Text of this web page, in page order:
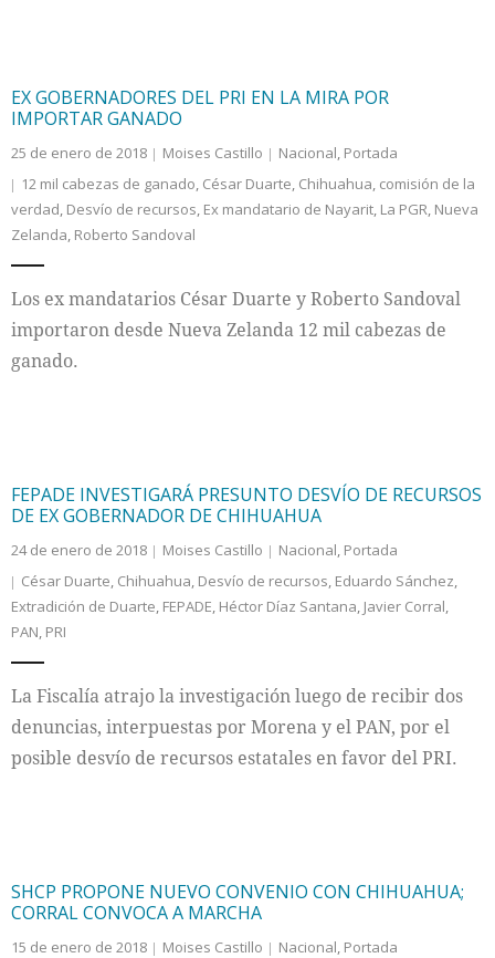
EX GOBERNADORES DEL PRI EN LA MIRA POR
IMPORTAR GANADO
25 de enero de 2018 Moises Castillo Nacional, Portada
12 mil cabezas de ganado, César Duarte, Chihuahua, comisión de la
verdad, Desvío de recursos, Ex mandatario de Nayarit, La PGR, Nueva
Zelanda, Roberto Sandoval
Los ex mandatarios César Duarte y Roberto Sandoval
importaron desde Nueva Zelanda 12 mil cabezas de
ganado.
FEPADE INVESTIGARÁ PRESUNTO DESVÍO DE RECURSOS
DE EX GOBERNADOR DE CHIHUAHUA
24 de enero de 2018 Moises Castillo Nacional, Portada
César Duarte, Chihuahua, Desvío de recursos, Eduardo Sánchez,
Extradición de Duarte, FEPADE, Héctor Díaz Santana, Javier Corral,
PAN, PRI
La Fiscalía atrajo la investigación luego de recibir dos
denuncias, interpuestas por Morena y el PAN, por el
posible desvío de recursos estatales en favor del PRI.
SHCP PROPONE NUEVO CONVENIO CON CHIHUAHUA;
CORRAL CONVOCA A MARCHA
15 de enero de 2018 Moises Castillo Nacional, Portada